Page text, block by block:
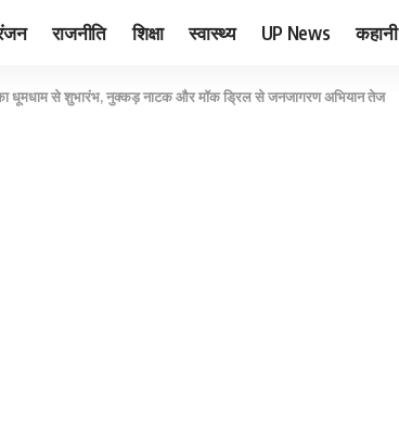
राजनीति शिक्षा स्वास्थ्य UP News कहानी
धूमधाम से शुभारंभ, नुक्कड़ नाटक और मॉक ड्रिल से जनजागरण अभियान तेज